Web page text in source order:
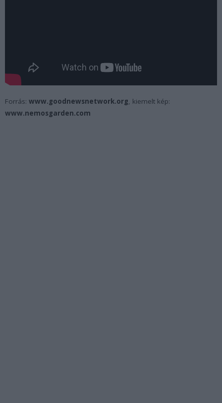
Forrás: www.goodnewsnetwork.org, kiemelt kép:
www.nemosgarden.com